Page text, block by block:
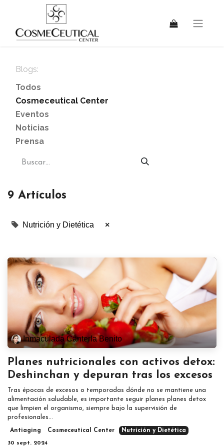
Blogs:
Todos
Cosmeceutical Center
Eventos
Noticias
Prensa
9 Artículos
Nutrición y Dietética ×
Inmaculada Canterla Benito
Planes nutricionales con activos detox:
Deshinchan y depuran tras los excesos
Tras épocas de excesos o temporadas dónde no se mantiene una
alimentación saludable, es importante seguir planes planes detox
que limpien el organismo, siempre bajo la supervisión de
profesionales...
Antiaging Cosmeceutical Center Nutrición y Dietética
30 sept. 2024